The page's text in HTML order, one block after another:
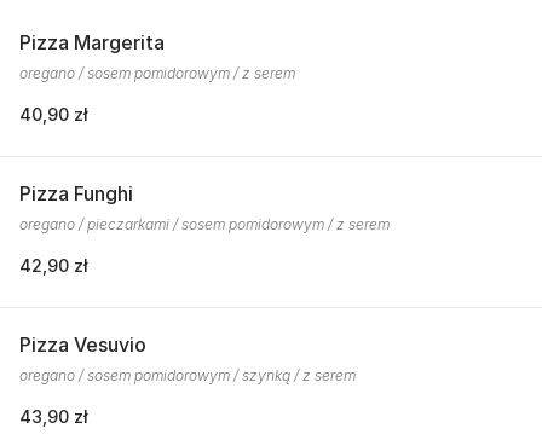
Pizza Margerita
oregano / sosem pomidorowym / z serem
40,90 zł
Pizza Funghi
oregano / pieczarkami / sosem pomidorowym / z serem
42,90 zł
Pizza Vesuvio
oregano / sosem pomidorowym / szynką / z serem
43,90 zł